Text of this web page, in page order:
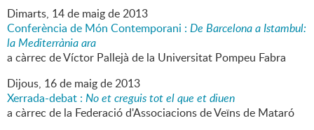
Dimarts, 14de maigde2013
Conferència de Món Contemporani : De Barcelona a Istambul:
la Mediterrània ara
a càrrec de Víctor Pallejà de la Universitat Pompeu Fabra
Dijous, 16de maigde2013
Xerrada-debat : No et creguis tot el que et diuen
a càrrec de la Federació d'Associacions de Veïns de Mataró